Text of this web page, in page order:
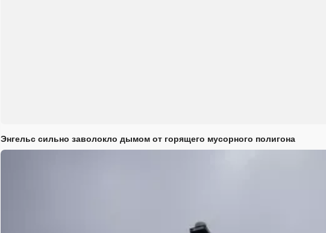
Энгельс сильно заволокло дымом от горящего мусорного полигона